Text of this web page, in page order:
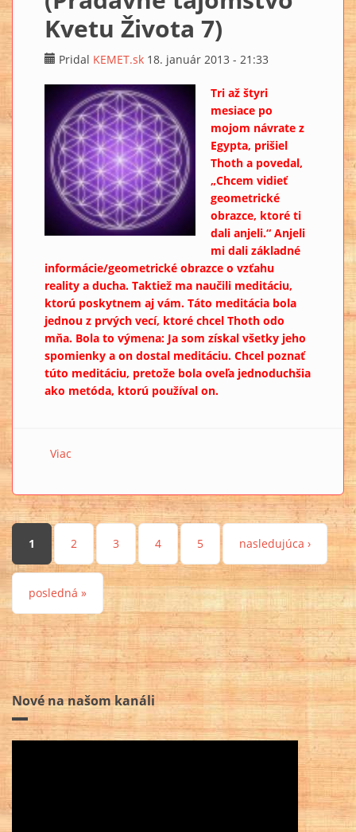
Kvetu Života 7)
Pridal KEMET.sk 18. január 2013 - 21:33
Tri až štyri
mesiace po
mojom návrate z
Egypta, prišiel
Thoth a povedal,
„Chcem vidieť
geometrické
obrazce, ktoré ti
dali anjeli.“ Anjeli
mi dali základné
informácie/geometrické obrazce o vzťahu
reality a ducha. Taktiež ma naučili meditáciu,
ktorú poskytnem aj vám. Táto meditácia bola
jednou z prvých vecí, ktoré chcel Thoth odo
mňa. Bola to výmena: Ja som získal všetky jeho
spomienky a on dostal meditáciu. Chcel poznať
túto meditáciu, pretože bola oveľa jednoduchšia
ako metóda, ktorú používal on.
Viac o Thoth, geometrické obrazce a Kvet Života (Pradávne
Stránky
1 2 3 4 5 nasledujúca ›
posledná »
Nové na našom kanáli